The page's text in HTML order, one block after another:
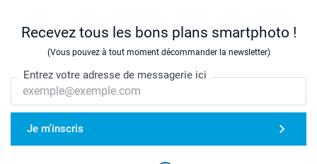
Recevez tous les bons plans smartphoto !
(Vous pouvez à tout moment décommander la newsletter)
Entrez votre adresse de messagerie ici
Je m'inscris